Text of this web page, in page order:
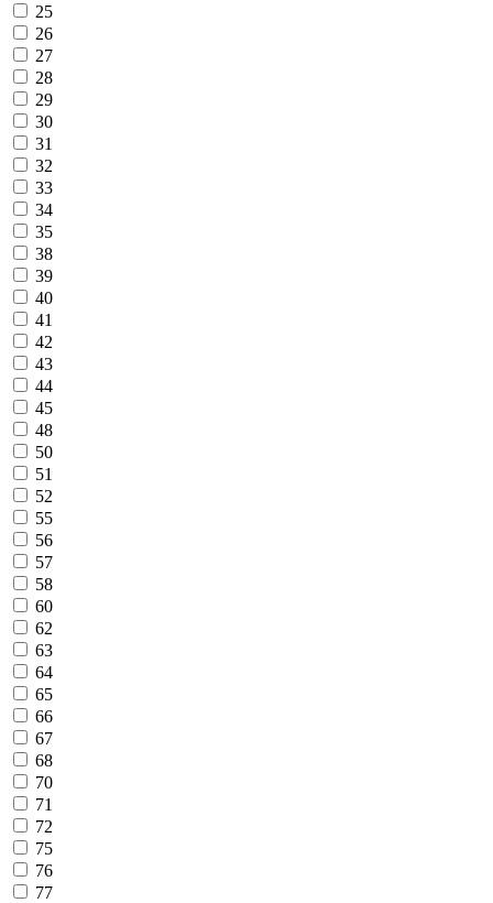
25
26
27
28
29
30
31
32
33
34
35
38
39
40
41
42
43
44
45
48
50
51
52
55
56
57
58
60
62
63
64
65
66
67
68
70
71
72
75
76
77